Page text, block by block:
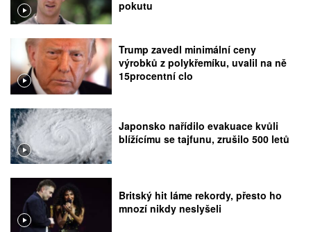
pokutu
Trump zavedl minimální ceny
výrobků z polykřemíku, uvalil na ně
15procentní clo
Japonsko nařídilo evakuace kvůli
blížícímu se tajfunu, zrušilo 500 letů
Britský hit láme rekordy, přesto ho
mnozí nikdy neslyšeli